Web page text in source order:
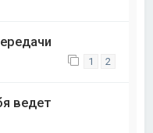
1 2
ведет